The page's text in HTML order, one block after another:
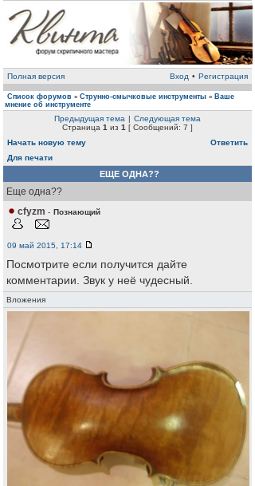
Полная версия Вход • Регистрация
Список форумов » Струнно-смычковые инструменты » Ваше
мнение об инструменте
Предыдущая тема | Следующая тема
Страница 1 из 1 [ Сообщений: 7 ]
Начать новую тему
Ответить
Для печати
ЕЩЕ ОДНА??
Еще одна??
cfyzm - Познающий
09 май 2015, 17:14
Посмотрите если получится дайте
комментарии. Звук у неё чудесный.
Вложения